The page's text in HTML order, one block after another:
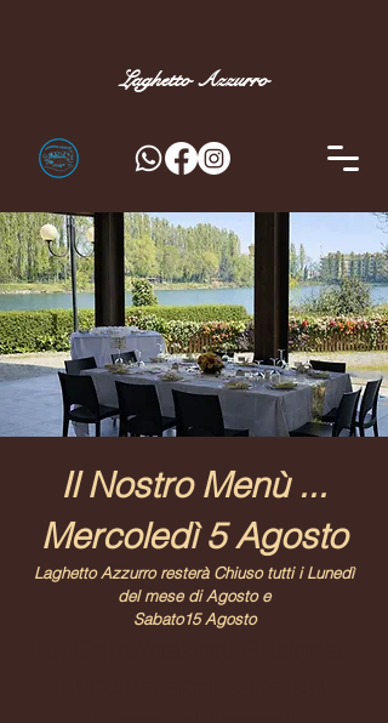
LaghettoAzzurro
Il Nostro Menù ...
Mercoledì 5 Agosto
Laghetto Azzurroresterà Chiuso tutti i Lunedì
del mese di Agosto e
Sabato15 Agosto